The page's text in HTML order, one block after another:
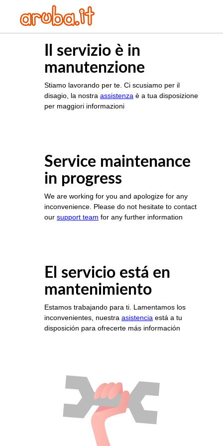
Il servizio è in
manutenzione
Stiamo lavorando per te. Ci scusiamo per il
disagio, la nostra assistenza è a tua disposizione
per maggiori informazioni
Service maintenance
in progress
We are working for you and apologize for any
inconvenience. Please do not hesitate to contact
our support team for any further information
El servicio está en
mantenimiento
Estamos trabajando para ti. Lamentamos los
inconvenientes, nuestra asistencia está a tu
disposición para ofrecerte más información